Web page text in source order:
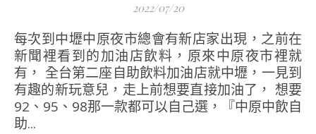
2022/07/20
每次到中壢中原夜市總會有新店家出現，之前在
新聞裡看到的加油店飲料，原來中原夜市裡就
有， 全台第二座自助飲料加油店就中壢，一見到
有趣的新玩意兒，走上前想要直接加油了， 想要
92、95、98那一款都可以自己選，『中原中飲自
助...